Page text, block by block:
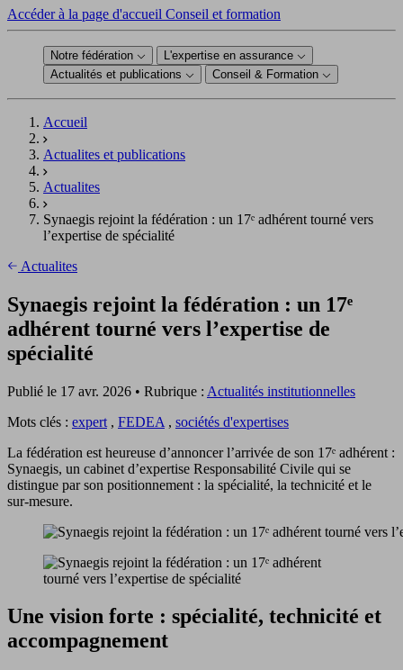
Accéder à la page d'accueil Conseil et formation
Notre fédération
L'expertise en assurance
Actualités et publications
Conseil & Formation
Accueil
Actualites et publications
Actualites
Synaegis rejoint la fédération : un 17ᵉ adhérent tourné vers
l’expertise de spécialité
Actualites
Synaegis rejoint la fédération : un 17ᵉ
adhérent tourné vers l’expertise de
spécialité
Publié le 17 avr. 2026 • Rubrique : Actualités institutionnelles
Mots clés : expert , FEDEA , sociétés d'expertises
La fédération est heureuse d’annoncer l’arrivée de son 17ᵉ adhérent :
Synaegis, un cabinet d’expertise Responsabilité Civile qui se
distingue par son positionnement : la spécialité, la technicité et le
sur-mesure.
Une vision forte : spécialité, technicité et
accompagnement